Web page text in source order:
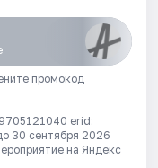
промокод
erid:
30 сентября 2026
на Яндекс